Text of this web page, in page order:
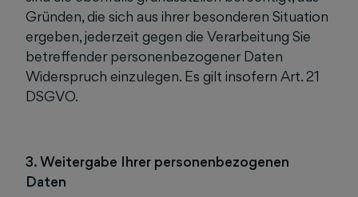
Gründen, die sich aus ihrer besonderen Situation
ergeben, jederzeit gegen die Verarbeitung Sie
betreffender personenbezogener Daten
Widerspruch einzulegen. Es gilt insofern Art. 21
DSGVO.
3. Weitergabe Ihrer personenbezogenen
Daten